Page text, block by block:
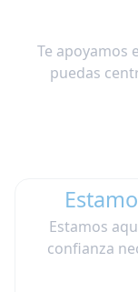
Te apoyamos
puedas
Estamos
confianza